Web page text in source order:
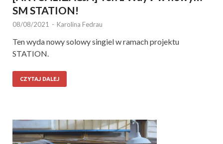
SM STATION!
08/08/2021 - Karolina Fedrau
Ten wyda nowy solowy singiel w ramach projektu
STATION.
CZYTAJ DALEJ